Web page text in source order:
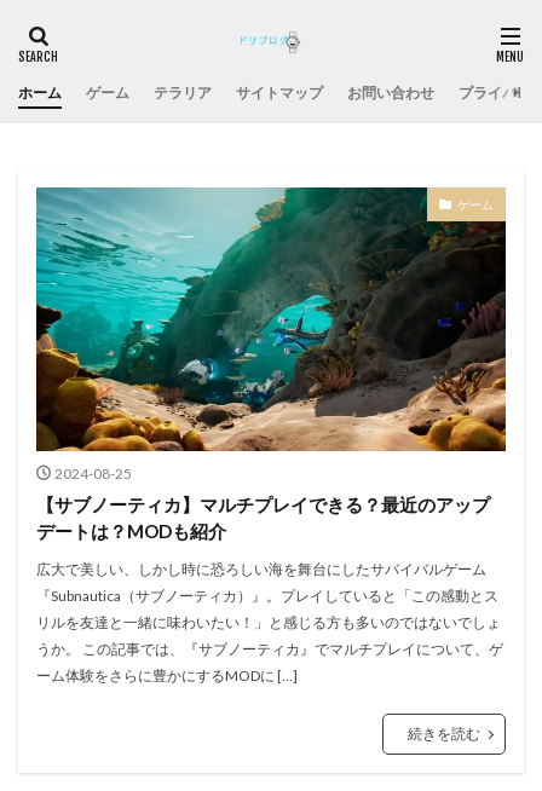
ホーム ゲーム テラリア サイトマップ お問い合わせ プライバシ
ゲーム
2024-08-25
【サブノーティカ】マルチプレイできる？最近のアップ
デートは？MODも紹介
広大で美しい、しかし時に恐ろしい海を舞台にしたサバイバルゲーム
『Subnautica（サブノーティカ）』。プレイしていると「この感動とス
リルを友達と一緒に味わいたい！」と感じる方も多いのではないでしょ
うか。 この記事では、『サブノーティカ』でマルチプレイについて、ゲ
ーム体験をさらに豊かにするMODに […]
続きを読む